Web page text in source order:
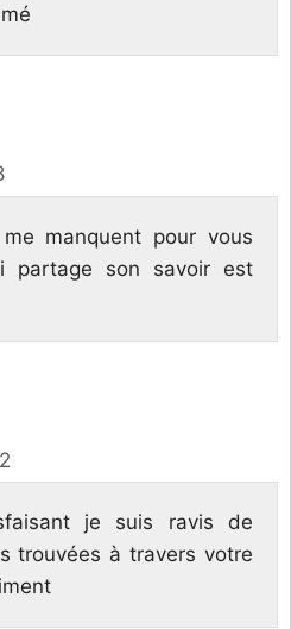
manquent pour vous
partage son savoir est
je suis ravis de
trouvées à travers votre